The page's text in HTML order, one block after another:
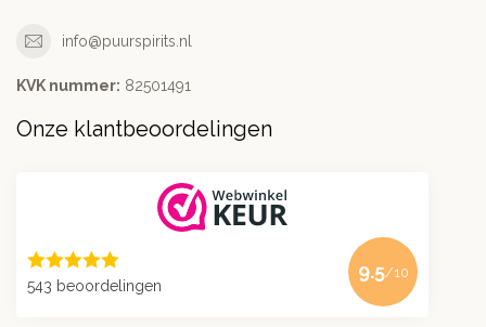
info@puurspirits.nl
KVK nummer: 82501491
Onze klantbeoordelingen
543 beoordelingen
9.5/10